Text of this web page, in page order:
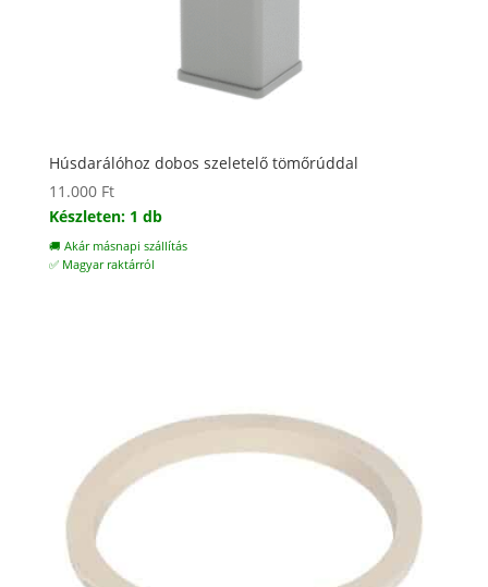
Húsdarálóhoz dobos szeletelő tömőrúddal
11.000 Ft
Készleten: 1 db
🚚 Akár másnapi szállítás
✅ Magyar raktárról